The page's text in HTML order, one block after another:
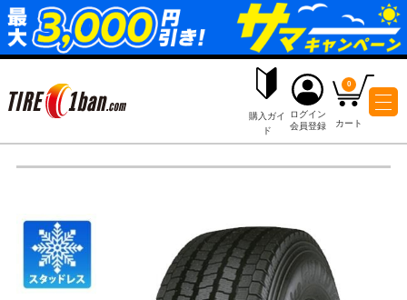
購入ガイ
ド
ログイン